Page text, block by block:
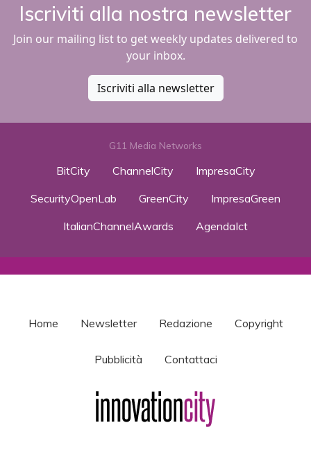
Iscriviti alla nostra newsletter
Join our mailing list to get weekly updates delivered to
your inbox.
Iscriviti alla newsletter
G11 Media Networks
BitCity ChannelCity
ImpresaCity
SecurityOpenLab
GreenCity
ImpresaGreen
ItalianChannelAwards
AgendaIct
Home Newsletter Redazione Copyright
Pubblicità Contattaci